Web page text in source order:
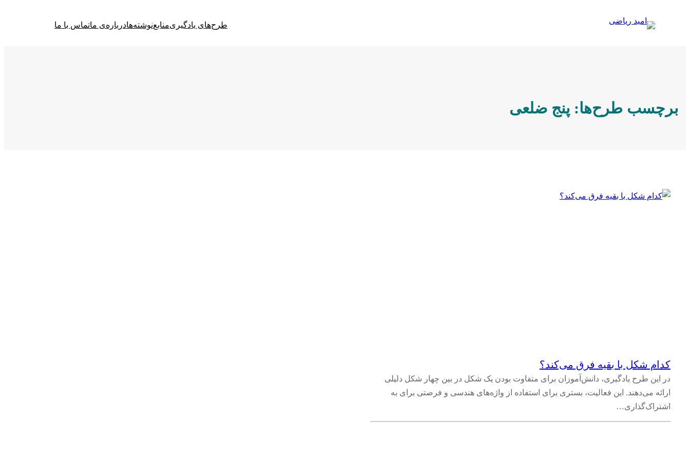
طرح‌های یادگیریمنابعنوشته‌هادرباره‌ی ماتماس با ما
برچسب طرح‌ها: پنج ضلعی
کدام شکل با بقیه فرق می‌کند؟
در این طرح یادگیری، دانش‌آموزان برای متفاوت بودن یک شکل در بین چهار شکل دلیلی
ارائه می‌دهند. این فعالیت، بستری برای استفاده از واژه‌های هندسی و فرصتی برای به
اشتراک‌گذاری…